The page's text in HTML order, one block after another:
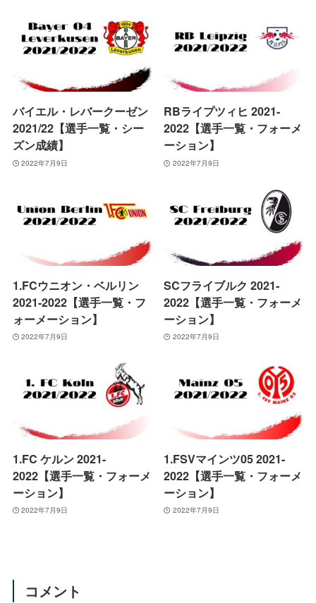
バイエル・レバークーゼン
2021/22【選手一覧・シー
ズン成績】
2022年7月9日
RBライプツィヒ 2021-
2022【選手一覧・フォーメ
ーション】
2022年7月9日
1.FCウニオン・ベルリン
2021-2022【選手一覧・フ
ォーメーション】
2022年7月9日
SCフライブルク 2021-
2022【選手一覧・フォーメ
ーション】
2022年7月9日
1.FC ケルン 2021-
2022【選手一覧・フォーメ
ーション】
2022年7月9日
1.FSVマインツ05 2021-
2022【選手一覧・フォーメ
ーション】
2022年7月9日
コメント